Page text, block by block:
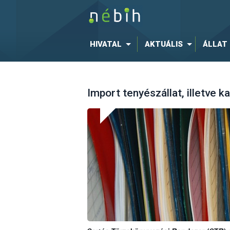
HIVATAL AKTUÁLIS ÁLLAT
Import tenyészállat, illetve